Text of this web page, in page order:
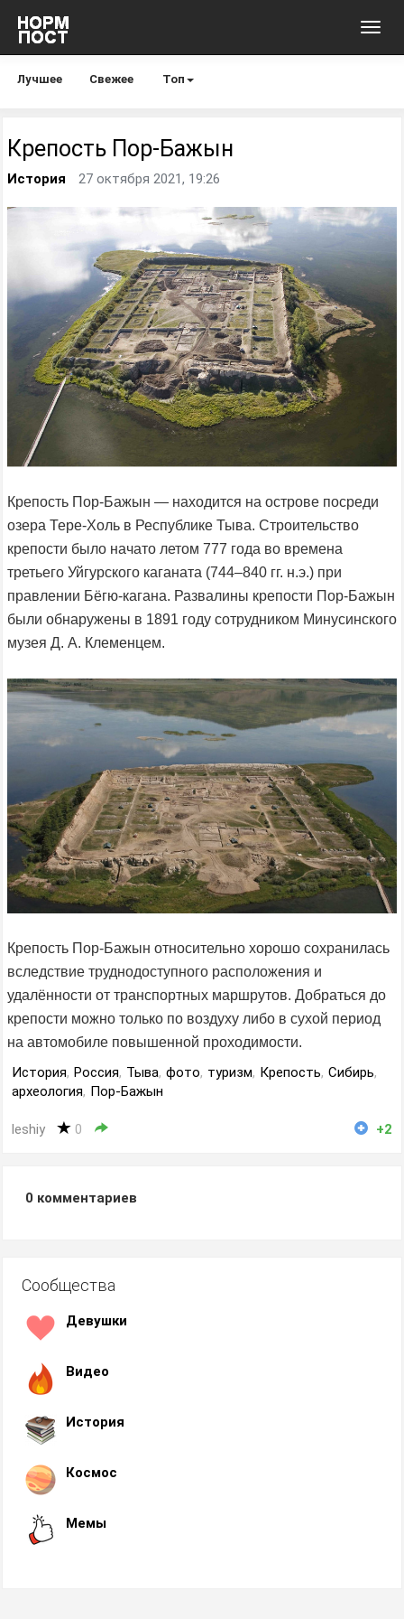
Лучшее Свежее Топ
Крепость Пор-Бажын
История 27 октября 2021, 19:26
Крепость Пор-Бажын — находится на острове посреди
озера Тере-Холь в Республике Тыва. Строительство
крепости было начато летом 777 года во времена
третьего Уйгурского каганата (744–840 гг. н.э.) при
правлении Бёгю-кагана. Развалины крепости Пор-Бажын
были обнаружены в 1891 году сотрудником Минусинского
музея Д. А. Клеменцем.
Крепость Пор-Бажын относительно хорошо сохранилась
вследствие труднодоступного расположения и
удалённости от транспортных маршрутов. Добраться до
крепости можно только по воздуху либо в сухой период
на автомобиле повышенной проходимости.
История, Россия, Тыва, фото, туризм, Крепость, Сибирь,
археология, Пор-Бажын
leshiy 0 +2
0 комментариев
Сообщества
Девушки
Видео
История
Космос
Мемы